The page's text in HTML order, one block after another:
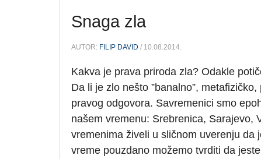
Snaga zla
AUTOR: FILIP DAVID / 10.08.2014.
Kakva je prava priroda zla? Odakle
Da li je zlo nešto ”banalno”,
pravog odgovora. Savremenici smo
našem vremenu: Srebrenica,
vremenima živeli u sličnom uverenju da
vreme pouzdano možemo tvrditi da